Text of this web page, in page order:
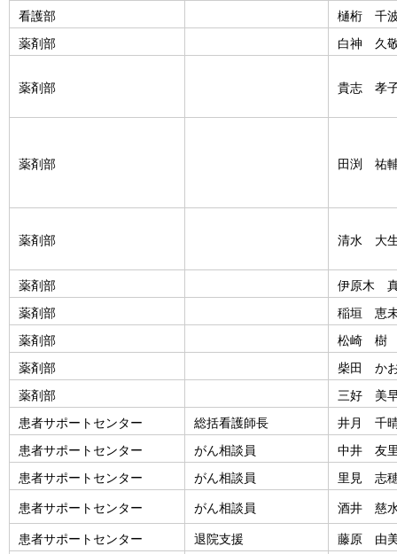
看護部
樋桁 千
薬剤部
白神 久
薬剤部 貴志 孝
薬剤部 田渕 祐
薬剤部 清水 大
薬剤部
伊原木
薬剤部
稲垣 恵
薬剤部
松崎 樹
薬剤部
柴田 か
薬剤部
三好 美
患者サポートセンター
総括看護師長
井月 千
患者サポートセンター
がん相談員
中井 友
患者サポートセンター
がん相談員 里見 志
患者サポートセンター がん相談員 酒井 慈
患者サポートセンター 退院支援 藤原 由